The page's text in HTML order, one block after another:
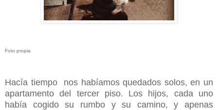
Foto propia
Hacía tiempo nos habíamos quedados solos, en un
apartamento del tercer piso. Los hijos, cada uno
había cogido su rumbo y su camino, y apenas